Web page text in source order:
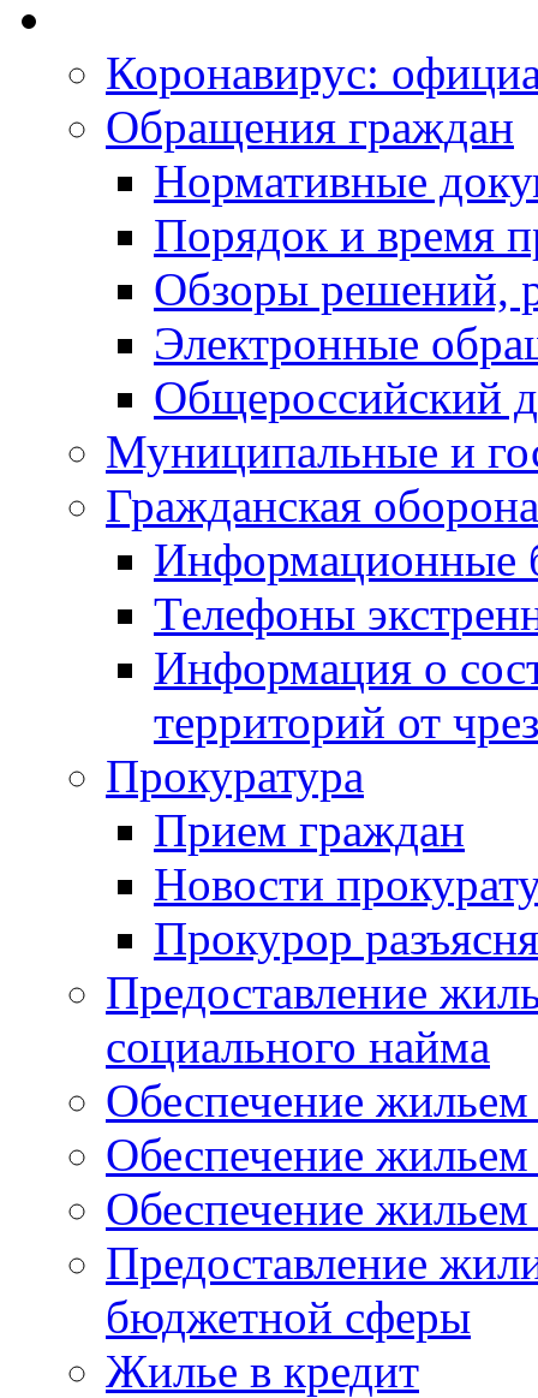
Коронавирус:
Обращения граждан
Нормативные
Порядок и время
Обзоры решений,
Электронные
Общероссийский
Муниципальные и
Гражданская
Информационные
Телефоны
Информация о
территорий от
Прокуратура
Прием граждан
Новости
Прокурор
Предоставление
социального найма
Обеспечение
Обеспечение
Обеспечение жильем
Предоставление
бюджетной сферы
Жилье в кредит